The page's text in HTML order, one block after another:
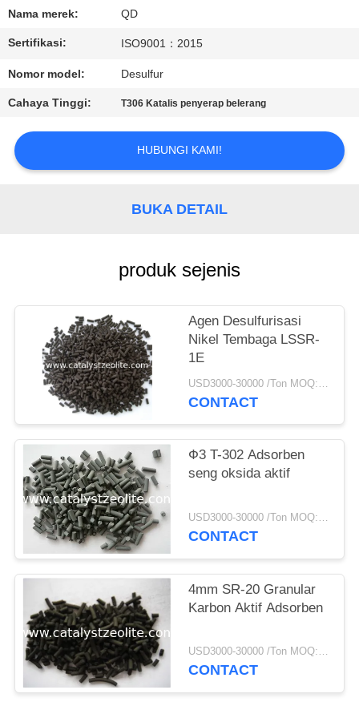
KUALITAS
KAMI
BERITA
POLICY
Nama merek: QD
Sertifikasi: ISO9001：2015
Nomor model: Desulfur
Cahaya Tinggi: T306 Katalis penyerap belerang
HUBUNGI KAMI!
BUKA DETAIL
produk sejenis
Agen Desulfurisasi
Nikel Tembaga LSSR-
1E
USD3000-30000 /Ton MOQ:1 KG
CONTACT
Ф3 T-302 Adsorben
seng oksida aktif
USD3000-30000 /Ton MOQ:1 KG
CONTACT
4mm SR-20 Granular
Karbon Aktif Adsorben
USD3000-30000 /Ton MOQ:1 KG
CONTACT